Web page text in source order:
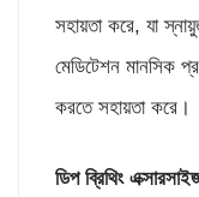
সহায়তা করে, যা
মেডিটেশন মানসিক
করতে সহায়তা করে।
ডিপ ব্রিথিং